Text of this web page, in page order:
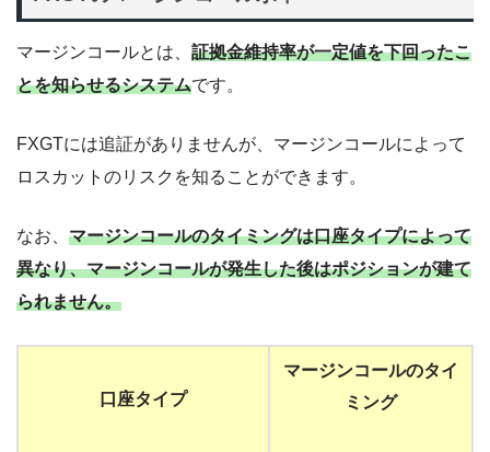
マージンコールとは、 証拠金維持率が一定値を下回ったこ
とを知らせるシステムです。
FXGTには追証がありませんが、マージンコールによって
ロスカットのリスクを知ることができます。
なお、 マージンコールのタイミングは口座タイプによって
異なり、マージンコールが発生した後はポジションが建て
られません。
口座タイプ
マージンコールのタイ
ミング